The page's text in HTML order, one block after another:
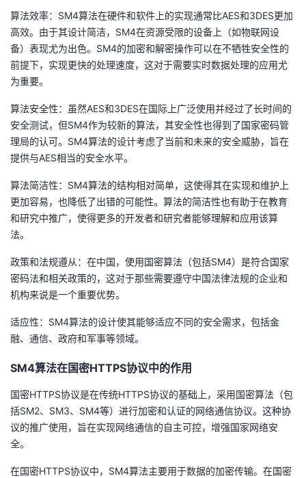
算法效率：SM4算法在硬件和软件上的实现通常比AES和3DES更加
高效。由于其设计简洁，SM4在资源受限的设备上（如物联网设
备）表现尤为出色。SM4的加密和解密操作可以在不牺牲安全性的
前提下，实现更快的处理速度，这对于需要实时数据处理的应用尤
为重要。
算法安全性：虽然AES和3DES在国际上广泛使用并经过了长时间的
安全测试，但SM4作为较新的算法，其安全性也得到了国家密码管
理局的认可。SM4算法的设计考虑了当前和未来的安全威胁，旨在
提供与AES相当的安全水平。
算法简洁性：SM4算法的结构相对简单，这使得其在实现和维护上
更加容易，也降低了出错的可能性。算法的简洁性也有助于在教育
和研究中推广，使得更多的开发者和研究者能够理解和应用该算
法。
政策和法规遵从：在中国，使用国密算法（包括SM4）是符合国家
密码法和相关政策的，这对于那些需要遵守中国法律法规的企业和
机构来说是一个重要优势。
适应性：SM4算法的设计使其能够适应不同的安全需求，包括金
融、通信、政府和军事等领域。
SM4算法在国密HTTPS协议中的作用
国密HTTPS协议是在传统HTTPS协议的基础上，采用国密算法（包
括SM2、SM3、SM4等）进行加密和认证的网络通信协议。这种协
议的推广使用，旨在实现网络通信的自主可控，增强国家网络安
全。
在国密HTTPS协议中，SM4算法主要用于数据的加密传输。在国密